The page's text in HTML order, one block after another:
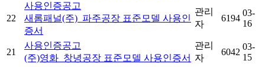
22
사용인증공고
새롬패널(주)_파주공장 표준모델 사용인
증서
관리
자
6194
03-
16
21
사용인증공고
(주)영화_창녕공장 표준모델 사용인증서
관리
자
6042
03-
15